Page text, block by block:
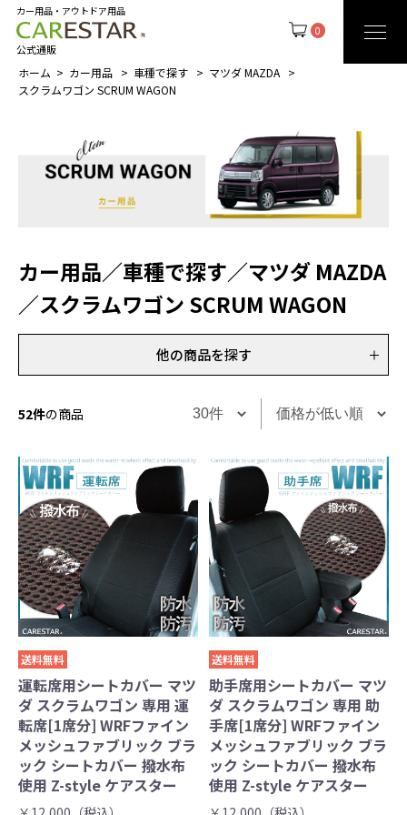
0
カー用品・アウトドア用品
公式通販
ホーム カー用品 車種で探す
マツダ MAZDA
スクラムワゴン SCRUM WAGON
カー用品／車種で探す／マツダ MAZDA
／スクラムワゴン SCRUM WAGON
他の商品を探す
52件の商品
送料無料
運転席用シートカバー マツ
ダ スクラムワゴン 専用 運
転席[1席分] WRFファイン
メッシュファブリック ブラ
ック シートカバー 撥水布
使用 Z-style ケアスター
送料無料
助手席用シートカバー マツ
ダ スクラムワゴン 専用 助
手席[1席分] WRFファイン
メッシュファブリック ブラ
ック シートカバー 撥水布
使用 Z-style ケアスター